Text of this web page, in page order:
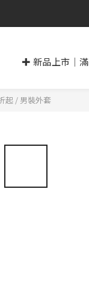
✚ 新品上市｜
起 / 男裝外套